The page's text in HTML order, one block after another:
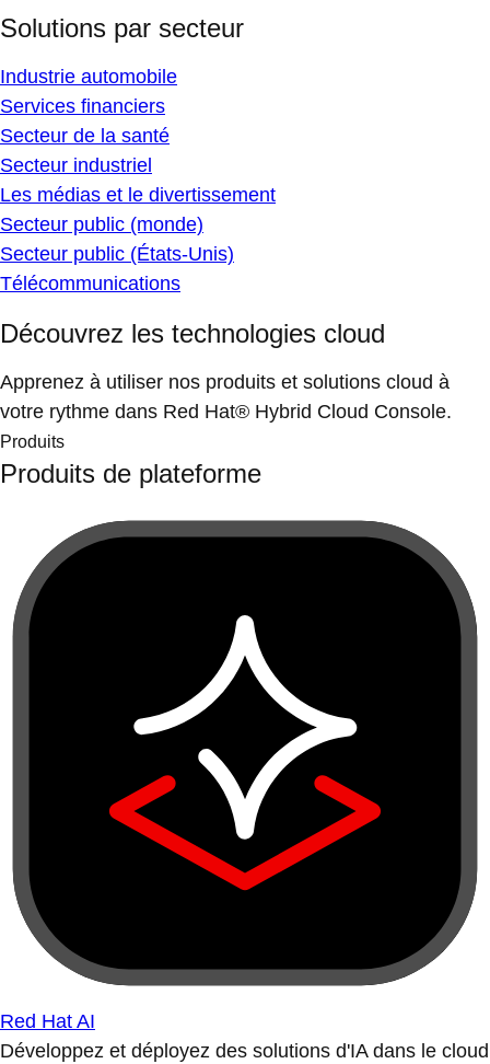
Solutions par secteur
Industrie automobile
Services financiers
Secteur de la santé
Secteur industriel
Les médias et le divertissement
Secteur public (monde)
Secteur public (États-Unis)
Télécommunications
Découvrez les technologies cloud
Apprenez à utiliser nos produits et solutions cloud à
votre rythme dans Red Hat® Hybrid Cloud Console.
Produits
Produits de plateforme
Red Hat AI
Développez et déployez des solutions d'IA dans le cloud